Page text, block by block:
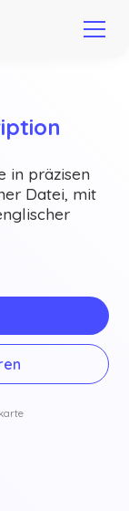
in präzisen
Datei, mit